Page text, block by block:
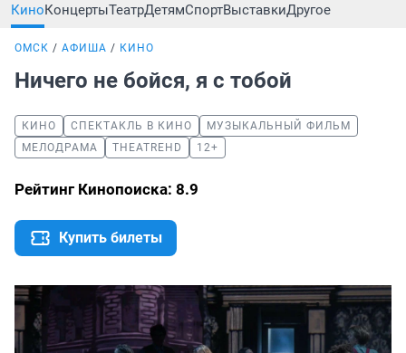
КиноКонцертыТеатрДетямСпортВыставкиДругое
ОМСК АФИША КИНО
Ничего не бойся, я с тобой
КИНО СПЕКТАКЛЬ В КИНО
МУЗЫКАЛЬНЫЙ ФИЛЬМ
МЕЛОДРАМА
THEATREHD 12+
Рейтинг Кинопоиска: 8.9
Купить билеты